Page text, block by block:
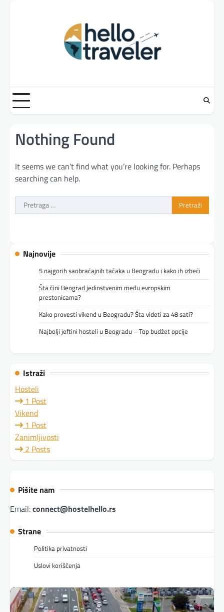
Nothing Found
It seems we can’t find what you’re looking for. Perhaps
searching can help.
Pretraga
za:
Najnovije
5 najgorih saobraćajnih tačaka u Beogradu i kako ih izbeći
Šta čini Beograd jedinstvenim među evropskim
prestonicama?
Kako provesti vikend u Beogradu? Šta videti za 48 sati?
Najbolji jeftini hosteli u Beogradu – Top budžet opcije
Istraži
Hosteli
1 Post
Vikend
1 Post
Zanimljivosti
2 Posts
Pišite nam
Email:connect@hostelhello.rs
Strane
Politika privatnosti
Uslovi korišćenja